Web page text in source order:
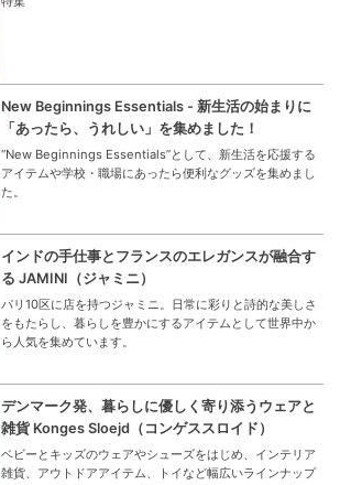
New Beginnings Essentials - 新生活の始まりに
「あったら、うれしい」を集めました！
“New Beginnings Essentials”として、新生活を応援する
アイテムや学校・職場にあったら便利なグッズを集めまし
た。
インドの手仕事とフランスのエレガンスが融合す
る JAMINI（ジャミニ）
パリ10区に店を持つジャミニ。日常に彩りと詩的な美しさ
をもたらし、暮らしを豊かにするアイテムとして世界中か
ら人気を集めています。
デンマーク発、暮らしに優しく寄り添うウェアと
雑貨 Konges Sloejd（コンゲススロイド）
ベビーとキッズのウェアやシューズをはじめ、インテリア
雑貨、アウトドアアイテム、トイなど幅広いラインナップ